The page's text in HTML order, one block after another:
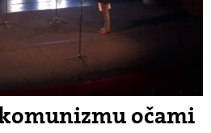
očami